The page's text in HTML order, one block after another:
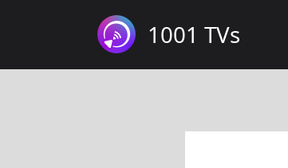
1001 TVs